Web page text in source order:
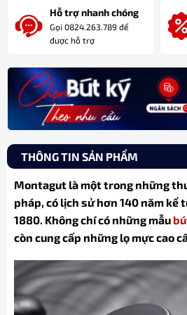
Hỗ trợ nhanh chóng
Gọi 0824.263.789 để
được hỗ trợ
THÔNG TIN SẢN PHẨM
Montagut là một trong những
pháp, có lịch sử hơn 140 năm kể
1880. Không chí có những mẫu
còn cung cấp những lọ mực cao